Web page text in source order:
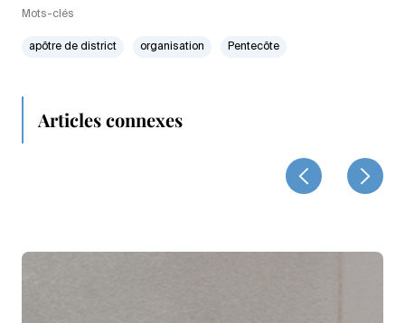
Mots-clés
apôtre de district organisation Pentecôte
Articles connexes